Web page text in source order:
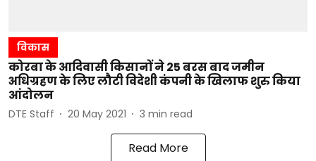
विकास
कोरबा के आदिवासी किसानों ने 25 बरस बाद जमीन
अधिग्रहण के लिए लौटी विदेशी कंपनी के खिलाफ शुरु किया
आंदोलन
DTE Staff 20 May 2021 3 min read
Read More